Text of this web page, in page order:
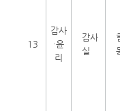
13
감사
·윤
리
감사
실